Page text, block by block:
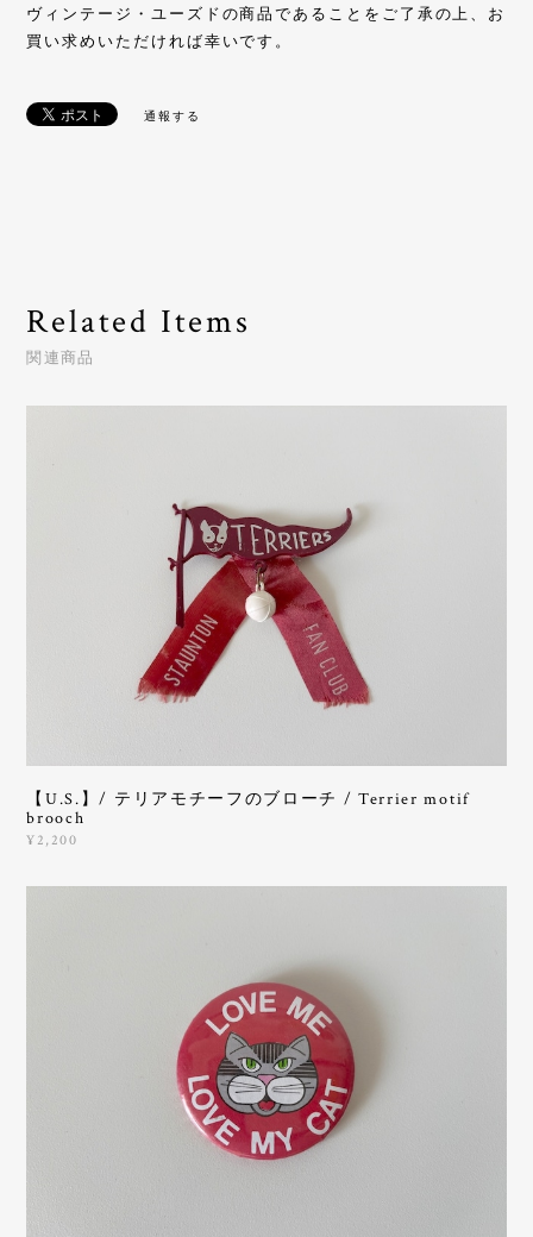
ヴィンテージ・ユーズドの商品であることをご了承の上、お
買い求めいただければ幸いです。
通報する
Related Items
関連商品
【U.S.】/ テリアモチーフのブローチ / Terrier motif
brooch
¥2,200